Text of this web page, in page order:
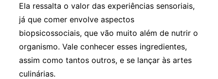
Ela ressalta o valor das experiências sensoriais,
já que comer envolve aspectos
biopsicossociais, que vão muito além de nutrir o
organismo. Vale conhecer esses ingredientes,
assim como tantos outros, e se lançar às artes
culinárias.